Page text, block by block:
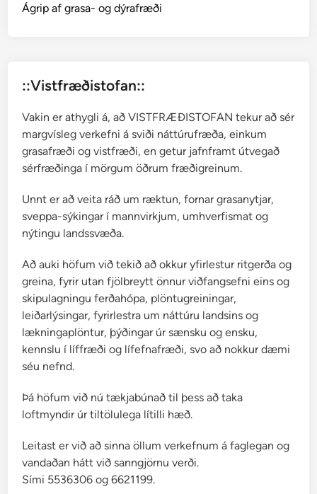
e
g
r
æ
g
Ágrip af grasa- og dýrafræði
::Vistfræðistofan::
Vakin er athygli á, að VISTFRÆÐISTOFAN tekur að sér
margvísleg verkefni á sviði náttúrufræða, einkum
grasafræði og vistfræði, en getur jafnframt útvegað
sérfræðinga í mörgum öðrum fræðigreinum.
Unnt er að veita ráð um ræktun, fornar grasanytjar,
sveppa-sýkingar í mannvirkjum, umhverfismat og
nýtingu landssvæða.
Að auki höfum við tekið að okkur yfirlestur ritgerða og
greina, fyrir utan fjölbreytt önnur viðfangsefni eins og
skipulagningu ferðahópa, plöntugreiningar,
leiðarlýsingar, fyrirlestra um náttúru landsins og
lækningaplöntur, þýðingar úr sænsku og ensku,
kennslu í líffræði og lífefnafræði, svo að nokkur dæmi
séu nefnd.
Þá höfum við nú tækjabúnað til þess að taka
loftmyndir úr tiltölulega lítilli hæð.
Leitast er við að sinna öllum verkefnum á faglegan og
vandaðan hátt við sanngjörnu verði.
Sími 5536306 og 6621199.